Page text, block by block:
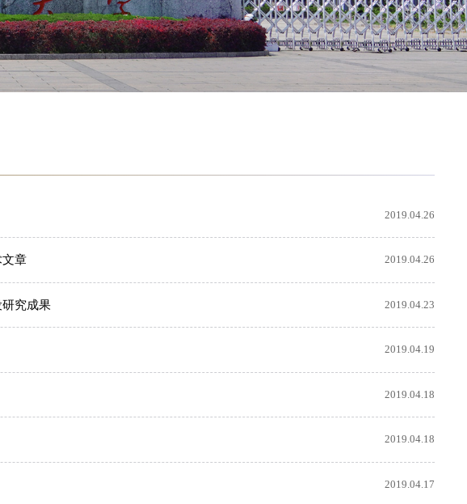
2019.04.26
文章 2019.04.26
研究成果 2019.04.23
2019.04.19
2019.04.18
2019.04.18
2019.04.17